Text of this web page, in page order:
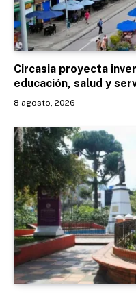
Circasia proyecta
educación, salud y
8 agosto, 2026